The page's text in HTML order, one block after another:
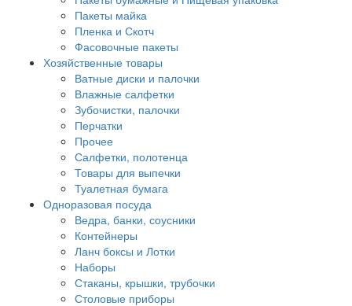
Пакеты майка
Пленка и Скотч
Фасовочные пакеты
Хозяйственные товары
Ватные диски и палочки
Влажные салфетки
Зубочистки, палочки
Перчатки
Прочее
Салфетки, полотенца
Товары для выпечки
Туалетная бумага
Одноразовая посуда
Ведра, банки, соусники
Контейнеры
Ланч боксы и Лотки
Наборы
Стаканы, крышки, трубочки
Столовые приборы